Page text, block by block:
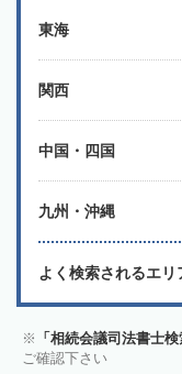
東海
関西
中国・四国
九州・沖縄
よく検索されるエリ
「相続会議司法書士
ご確認下さい